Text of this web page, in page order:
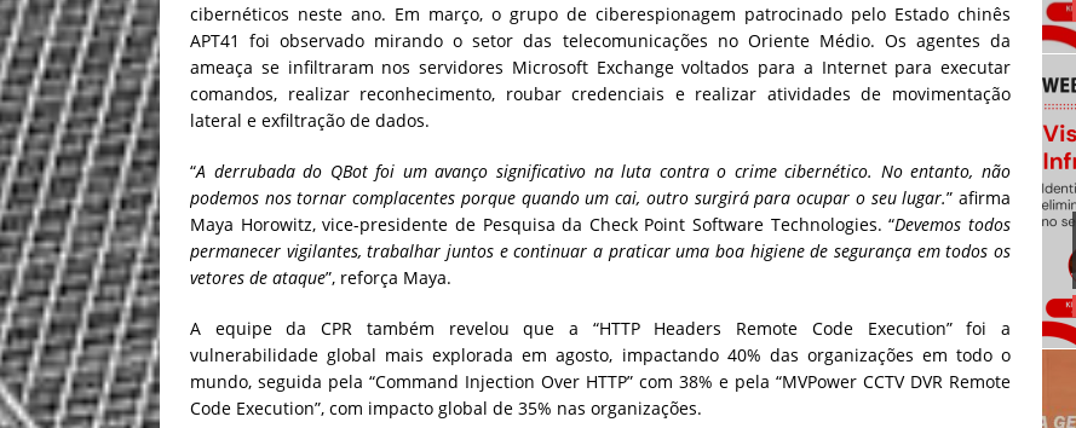
cibernéticos neste ano. Em março, o grupo de ciberespionagem patrocinado pelo Estado chinês
APT41 foi observado mirando o setor das telecomunicações no Oriente Médio. Os agentes da
ameaça se infiltraram nos servidores Microsoft Exchange voltados para a Internet para executar
comandos, realizar reconhecimento, roubar credenciais e realizar atividades de movimentação
lateral e exfiltração de dados.
“A derrubada do QBot foi um avanço significativo na luta contra o crime cibernético. No entanto, não
podemos nos tornar complacentes porque quando um cai, outro surgirá para ocupar o seu lugar.” afirma
Maya Horowitz, vice-presidente de Pesquisa da Check Point Software Technologies. “Devemos todos
permanecer vigilantes, trabalhar juntos e continuar a praticar uma boa higiene de segurança em todos os
vetores de ataque”, reforça Maya.
A equipe da CPR também revelou que a “HTTP Headers Remote Code Execution” foi a
vulnerabilidade global mais explorada em agosto, impactando 40% das organizações em todo o
mundo, seguida pela “Command Injection Over HTTP” com 38% e pela “MVPower CCTV DVR Remote
Code Execution”, com impacto global de 35% nas organizações.